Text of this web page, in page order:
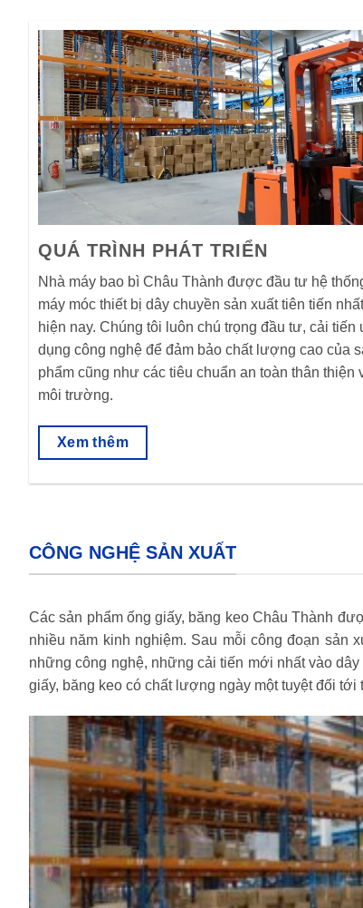
QUÁ TRÌNH PHÁT TRIỂN
Nhà máy bao bì Châu Thành được đầu tư hệ
máy móc thiết bị dây chuyền sản xuất tiên tiến nhất
hiện nay. Chúng tôi luôn chú trọng đầu tư, cải tiến
dụng công nghệ để đảm bảo chất lượng cao của
phẩm cũng như các tiêu chuẩn an toàn thân thiện
môi trường.
Xem thêm
CÔNG NGHỆ SẢN XUẤT
Các sản phẩm ống giấy, băng keo Châu Thành
nhiều năm kinh nghiệm. Sau mỗi công đoạn sản
những công nghệ, những cải tiến mới nhất vào
giấy, băng keo có chất lượng ngày một tuyệt đối tới